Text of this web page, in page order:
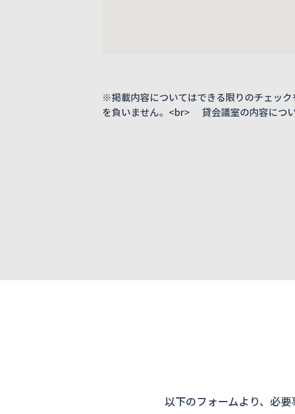
※掲載内容についてはできる限りのチェッ
を負いません。<br> 貸会議室の内容につ
以下のフォームより、必